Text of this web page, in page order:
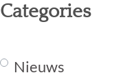
Categories
Nieuws